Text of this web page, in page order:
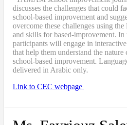
discusses the challenges that could
school-based improvement and
overcome these challenges using
and skills for based-improvement. In
participants will engage in
that help them understand the
school-based improvement.
delivered in Arabic only.
Link to CEC webpage